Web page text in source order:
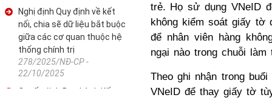
Nghị định Quy định về kết
nối, chia sẽ dữ liệu bắt buộc
giữa các cơ quan thuộc hệ
thống chính trị
278/2025/NĐ-CP -
22/10/2025
Quyết định Ban hành Kế
trẻ. Họ sử dụng VNeID
không kiểm soát giấy tờ
để nhân viên hàng
ngại nào trong chuỗi làm
Theo ghi nhận trong
VNeID để thay giấy tờ